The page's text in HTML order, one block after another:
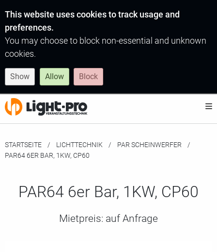
This website uses cookies to track usage and
preferences.
You may choose to block non-essential and unknown
cookies.
Show Allow Block
STARTSEITE LICHTTECHNIK
PAR SCHEINWERFER
MOMENTAN:
PAR64 6ER BAR, 1KW, CP60
PAR64 6er Bar, 1KW, CP60
Mietpreis: auf Anfrage